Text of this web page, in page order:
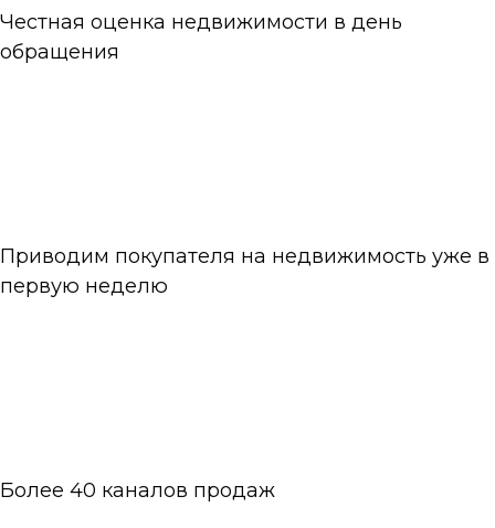
Честная оценка недвижимости в день
обращения
Приводим покупателя на недвижимость уже в
первую неделю
Более 40 каналов продаж